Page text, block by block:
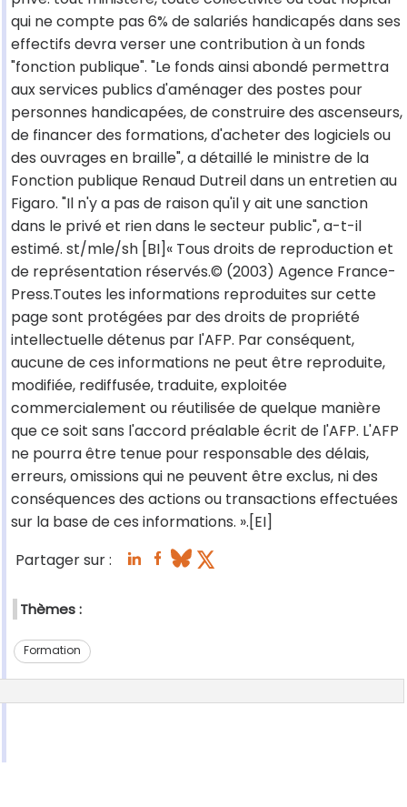
qui ne compte pas 6% de salariés handicapés dans ses
effectifs devra verser une contribution à un fonds
"fonction publique". "Le fonds ainsi abondé permettra
aux services publics d'aménager des postes pour
personnes handicapées, de construire des ascenseurs,
de financer des formations, d'acheter des logiciels ou
des ouvrages en braille", a détaillé le ministre de la
Fonction publique Renaud Dutreil dans un entretien au
Figaro. "Il n'y a pas de raison qu'il y ait une sanction
dans le privé et rien dans le secteur public", a-t-il
estimé. st/mle/sh [BI]« Tous droits de reproduction et
de représentation réservés.© (2003) Agence France-
Press.Toutes les informations reproduites sur cette
page sont protégées par des droits de propriété
intellectuelle détenus par l'AFP. Par conséquent,
aucune de ces informations ne peut être reproduite,
modifiée, rediffusée, traduite, exploitée
commercialement ou réutilisée de quelque manière
que ce soit sans l'accord préalable écrit de l'AFP. L'AFP
ne pourra être tenue pour responsable des délais,
erreurs, omissions qui ne peuvent être exclus, ni des
conséquences des actions ou transactions effectuées
sur la base de ces informations. ».[EI]
Partager sur :
Thèmes :
Formation